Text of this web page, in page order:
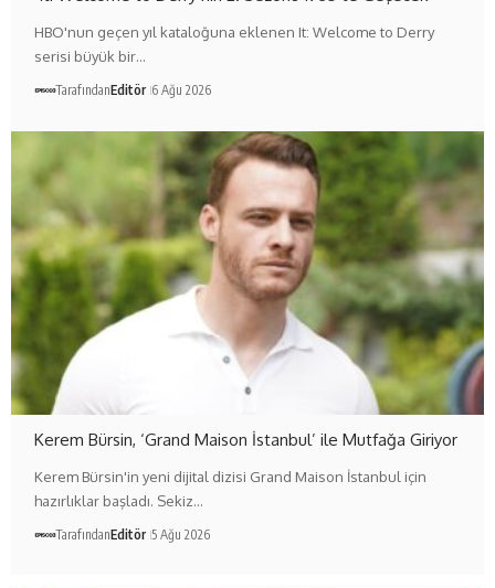
HBO'nun geçen yıl kataloğuna eklenen It: Welcome to Derry
serisi büyük bir…
TarafındanEditör 6 Ağu 2026
Kerem Bürsin, ‘Grand Maison İstanbul’ ile Mutfağa Giriyor
Kerem Bürsin'in yeni dijital dizisi Grand Maison İstanbul için
hazırlıklar başladı. Sekiz…
TarafındanEditör 5 Ağu 2026